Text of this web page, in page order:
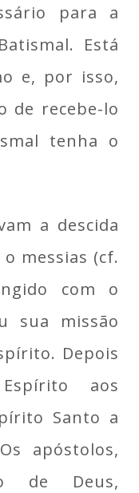
para a
Está
e, por isso,
de recebe-lo
tenha o
a descida
messias (cf.
com o
sua missão
Depois
aos
Santo a
apóstolos,
de Deus,